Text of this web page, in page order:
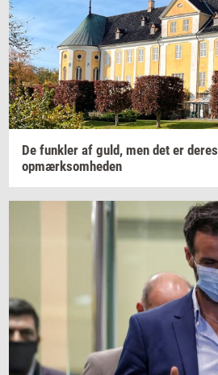
De funk­ler af guld, men det er deres
op­mærk­som­he­den